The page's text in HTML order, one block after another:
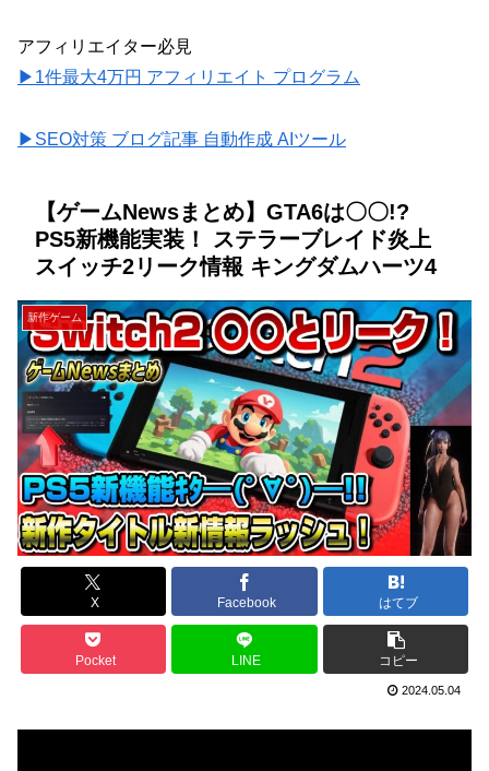
アフィリエイター必見
▶1件最大4万円 アフィリエイト プログラム
▶SEO対策 ブログ記事 自動作成 AIツール
【ゲームNewsまとめ】GTA6は〇〇!?
PS5新機能実装！ ステラーブレイド炎上
スイッチ2リーク情報 キングダムハーツ4
新作ゲーム
X Facebook はてブ
Pocket LINE コピー
2024.05.04